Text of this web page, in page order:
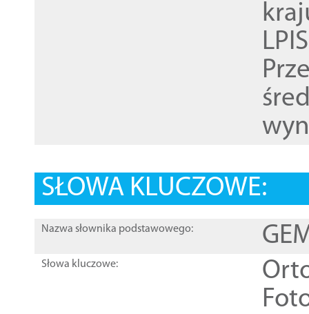
SŁOWA KLUCZOWE:
Nazwa słownika podstawowego:
Słowa kluczowe: